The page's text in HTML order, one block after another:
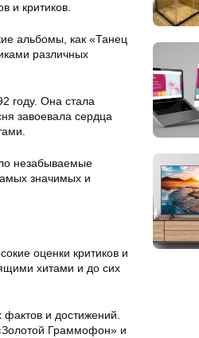
и критиков.
альбомы, как «Танец
различных
году. Она стала
завоевала сердца
незабываемые
значимых и
оценки критиков и
хитами и до сих
и достижений.
Граммофон» и